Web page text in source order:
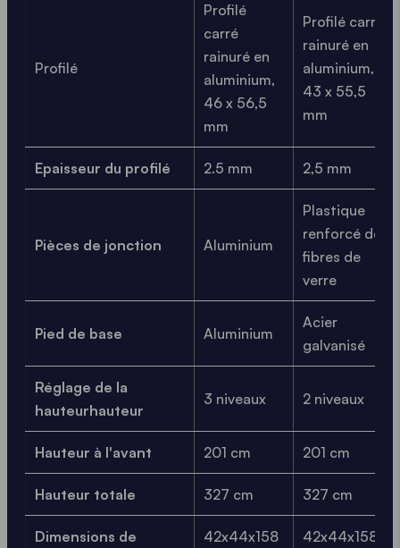
Profilé
Profilé
carré
rainuré en
aluminium,
46 x 56,5
mm
Profilé carré
rainuré en
aluminium,
43 x 55,5
mm
Epaisseur du profilé 2.5 mm 2,5 mm
Pièces de jonction Aluminium
Plastique
renforcé de
fibres de
verre
Pied de base Aluminium
Acier
galvanisé
Réglage de la
hauteurhauteur
3 niveaux 2 niveaux
Hauteur à l'avant 201 cm 201 cm
Hauteur totale 327 cm 327 cm
Dimensions de
42x44x158
42x44x158